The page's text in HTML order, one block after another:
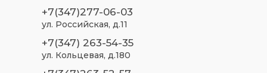
+7(347)277-06-03
ул. Российская, д.11
+7(347) 263-54-35
ул. Кольцевая, д.180